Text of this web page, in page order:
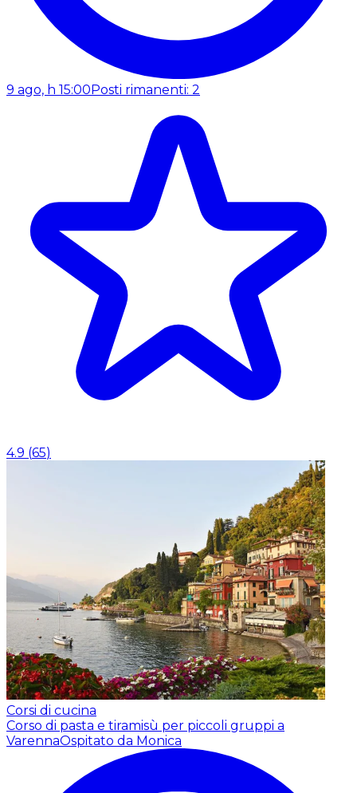
9 ago, h 15:00Posti rimanenti: 2
4.9 (65)
Corsi di cucina
Corso di pasta e tiramisù per piccoli gruppi a
VarennaOspitato da Monica